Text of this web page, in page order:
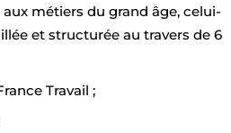
métiers du grand âge, celui-
et structurée au travers de 6
Travail ;